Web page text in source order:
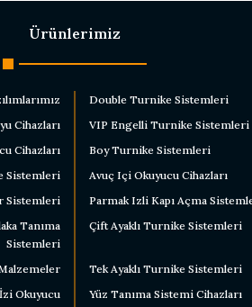
Ürünlerimiz
Double Turnike Sistemleri
Cihazları
VIP Engelli Turnike Sistemleri
Cihazları
Boy Turnike Sistemleri
Sistemleri
Avuç Içi Okuyucu Cihazları
Sistemleri
Parmak Izli Kapı Açma
Tanıma
Sistemleri
Çift Ayaklı Turnike Sistemleri
Tek Ayaklı Turnike Sistemleri
Okuyucu
Yüz Tanıma Sistemi Cihazları